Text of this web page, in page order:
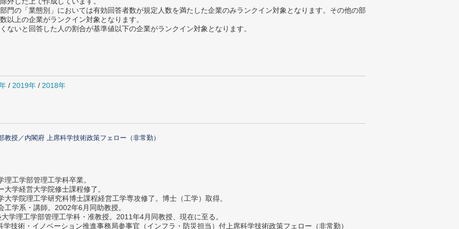
門の「業態別」においては有効回答者数が規定人数を満たした企業のみランクイン対象となります。その他の部
以上の企業がランクイン対象となります。
いと回答した人の割合が基準値以下の企業がランクイン対象となります。
/ 2019年 / 2018年
教授／内閣府 上席科学技術政策フェロー（非常勤）
工学部管理工学科卒業。
学経営大学院修士課程修了。
大学院理工学研究科博士課程経営工学専攻修了。博士（工学）取得。
工学系・講師。2002年6月同助教授。
学理工学部管理工学科・准教授。2011年4月同教授、現在に至る。
技術・イノベーション推進事務局参事官（インフラ・防災担当）付上席科学技術政策フェロー（非常勤）